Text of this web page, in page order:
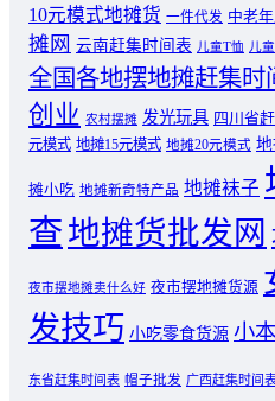
10元模式地摊货 一件代发 中老
摊网 云南赶集时间表 儿童T恤 儿
全国各地摆地摊赶集时
创业 农村摆摊 发光玩具 四川省
元模式 地摊15元模式 地摊20元模式
摊小吃 地摊新奇特产品 地摊袜子
查地摊货批发网
夜市摆地摊卖什么好 夜市摆地摊货源
发技巧 小吃零食货源 小
东省赶集时间表 帽子批发 广西赶集时间